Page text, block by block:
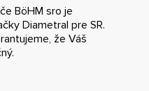
BöHM sro je
Diametral pre SR.
že Váš